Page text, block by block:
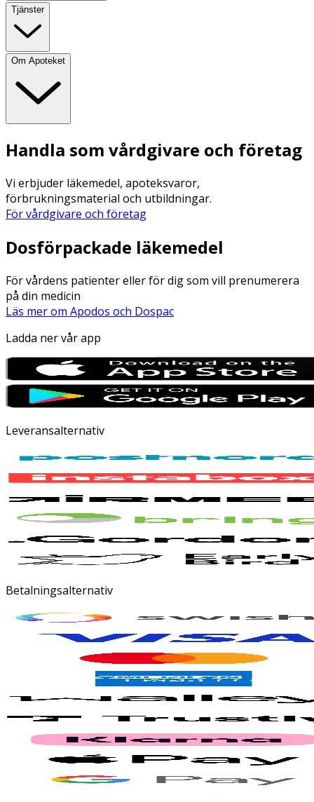
Tjänster
Om Apoteket
Handla som vårdgivare och företag
Vi erbjuder läkemedel, apoteksvaror,
förbrukningsmaterial och utbildningar.
För vårdgivare och företag
Dosförpackade läkemedel
För vårdens patienter eller för dig som vill prenumerera
på din medicin
Läs mer om Apodos och Dospac
Ladda ner vår app
Leveransalternativ
Betalningsalternativ